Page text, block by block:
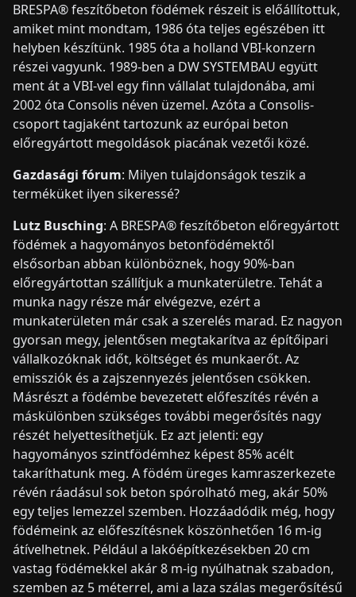
BRESPA® feszítőbeton födémek részeit is előállítottuk,
amiket mint mondtam, 1986 óta teljes egészében itt
helyben készítünk. 1985 óta a holland VBI-konzern
részei vagyunk. 1989-ben a DW SYSTEMBAU együtt
ment át a VBI-vel egy finn vállalat tulajdonába, ami
2002 óta Consolis néven üzemel. Azóta a Consolis-
csoport tagjaként tartozunk az európai beton
előregyártott megoldások piacának vezetői közé.
Gazdasági fórum: Milyen tulajdonságok teszik a
terméküket ilyen sikeressé?
Lutz Busching: A BRESPA® feszítőbeton előregyártott
födémek a hagyományos betonfödémektől
elsősorban abban különböznek, hogy 90%-ban
előregyártottan szállítjuk a munkaterületre. Tehát a
munka nagy része már elvégezve, ezért a
munkaterületen már csak a szerelés marad. Ez nagyon
gyorsan megy, jelentősen megtakarítva az építőipari
vállalkozóknak időt, költséget és munkaerőt. Az
emissziók és a zajszennyezés jelentősen csökken.
Másrészt a födémbe bevezetett előfeszítés révén a
máskülönben szükséges további megerősítés nagy
részét helyettesíthetjük. Ez azt jelenti: egy
hagyományos szintfödémhez képest 85% acélt
takaríthatunk meg. A födém üreges kamraszerkezete
révén ráadásul sok beton spórolható meg, akár 50%
egy teljes lemezzel szemben. Hozzáadódik még, hogy
födémeink az előfeszítésnek köszönhetően 16 m-ig
átívelhetnek. Például a lakóépítkezésekben 20 cm
vastag födémekkel akár 8 m-ig nyúlhatnak szabadon,
szemben az 5 méterrel, ami a laza szálas megerősítésű